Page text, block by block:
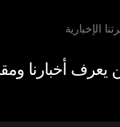
الإخبارية
أخبارنا